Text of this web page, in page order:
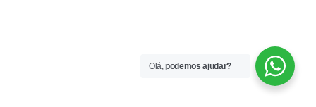
Olá,podemos ajudar?